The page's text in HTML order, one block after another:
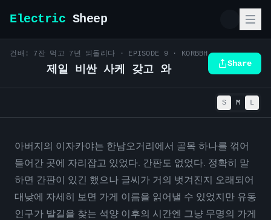
Electric Sheep
건배: 7잔 먹고 7년 되돌리다 · EPISODE 9 · KORBBH
제일 비싼 사케 갖고 와 Share
S M L
아버지의 이자카야는 한남오거리에서 골목 하나를 꺾어
들어간 곳에 자리잡고 있었다. 간판도 없었다. 정확히 말
하면 간판이 있긴 했으나 글씨가 거의 벗겨진지 오래되어
대낮에 자세히 보면 가게 이름을 읽어낼 수 있었지만 유동
인구가 발길을 찾는 석양 이후의 시간엔 그냥 무명의 가게